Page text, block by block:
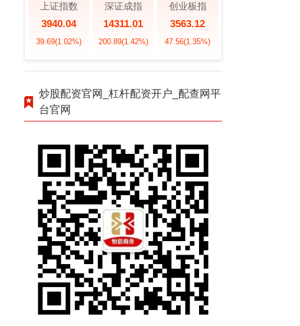
上证指数
3940.04
39.69(1.02%)
深证成指
14311.01
200.89(1.42%)
创业板指
3563.12
47.56(1.35%)
炒股配资官网_杠杆配资开户_配查网平
台官网